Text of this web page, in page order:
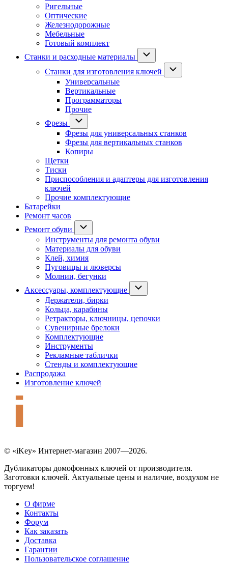
Ригельные
Оптические
Железнодорожные
Мебельные
Готовый комплект
Станки и расходные материалы
Станки для изготовления ключей
Универсальные
Вертикальные
Программаторы
Прочие
Фрезы
Фрезы для универсальных станков
Фрезы для вертикальных станков
Копиры
Щетки
Тиски
Приспособления и адаптеры для изготовления
ключей
Прочие комплектующие
Батарейки
Ремонт часов
Ремонт обуви
Инструменты для ремонта обуви
Материалы для обуви
Клей, химия
Пуговицы и люверсы
Молнии, бегунки
Аксессуары, комплектующие
Держатели, бирки
Кольца, карабины
Ретракторы, ключницы, цепочки
Сувенирные брелоки
Комплектующие
Инструменты
Рекламные таблички
Стенды и комплектующие
Распродажа
Изготовление ключей
© «iKey» Интернет-магазин 2007—2026.
Дубликаторы домофонных ключей от производителя.
Заготовки ключей. Актуальные цены и наличие, воздухом не
торгуем!
О фирме
Контакты
Форум
Как заказать
Доставка
Гарантии
Пользовательское соглашение